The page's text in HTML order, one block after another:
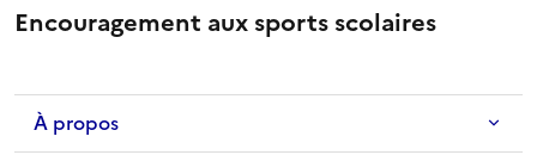
Encouragement aux sports scolaires
À propos